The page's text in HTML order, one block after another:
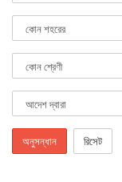
অনুসন্ধান রিসেট